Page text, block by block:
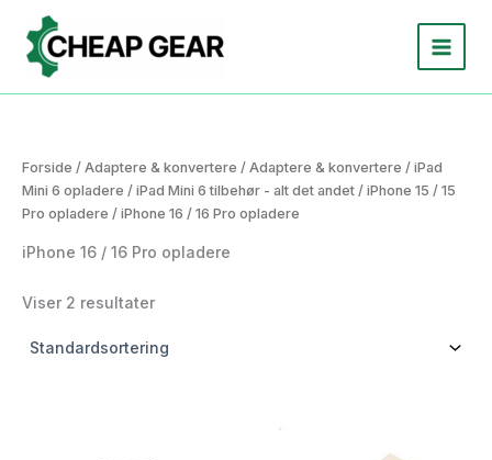
indholdet
Forside / Adaptere & konvertere / Adaptere & konvertere / iPad
Mini 6 opladere / iPad Mini 6 tilbehør - alt det andet / iPhone 15 / 15
Pro opladere / iPhone 16 / 16 Pro opladere
iPhone 16 / 16 Pro opladere
Viser 2 resultater